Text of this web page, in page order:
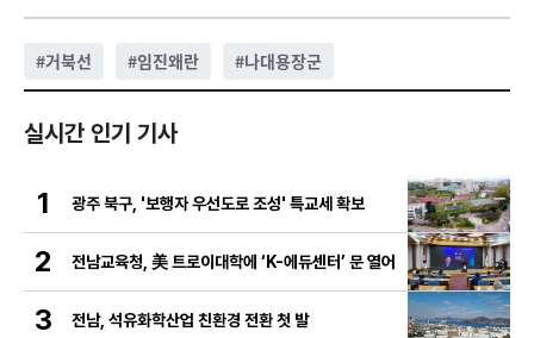
#거북선 #임진왜란 #나대용장군
실시간 인기 기사
1 광주 북구, '보행자 우선도로 조성' 특교세 확보
2 전남교육청, 美 트로이대학에 ‘K-에듀센터’ 문 열어
3 전남, 석유화학산업 친환경 전환 첫 발